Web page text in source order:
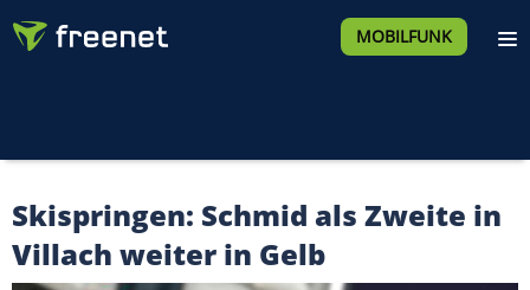
MOBILFUNK
Skispringen: Schmid als Zweite in
Villach weiter in Gelb